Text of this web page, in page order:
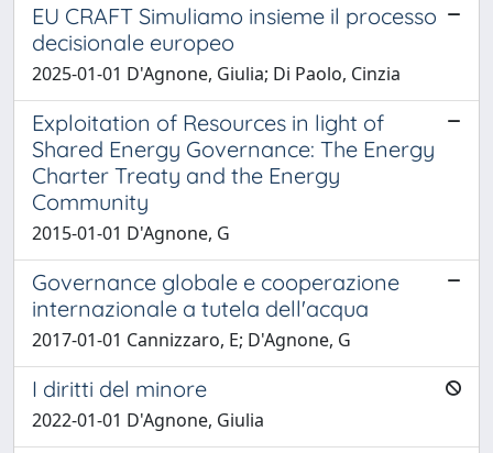
EU CRAFT Simuliamo insieme il processo
decisionale europeo
2025-01-01 D'Agnone, Giulia; Di Paolo, Cinzia
Exploitation of Resources in light of
Shared Energy Governance: The Energy
Charter Treaty and the Energy
Community
2015-01-01 D'Agnone, G
Governance globale e cooperazione
internazionale a tutela dell'acqua
2017-01-01 Cannizzaro, E; D'Agnone, G
I diritti del minore
2022-01-01 D'Agnone, Giulia